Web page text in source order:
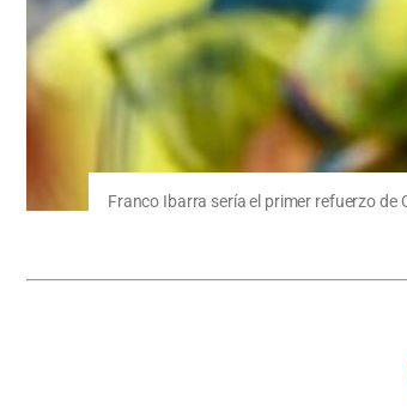
Franco Ibarra sería el primer refuerzo de